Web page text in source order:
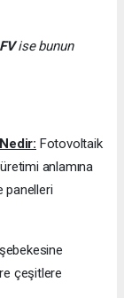
FVise bunun
Fotovoltaik
anlamına
panelleri
çeşitlere